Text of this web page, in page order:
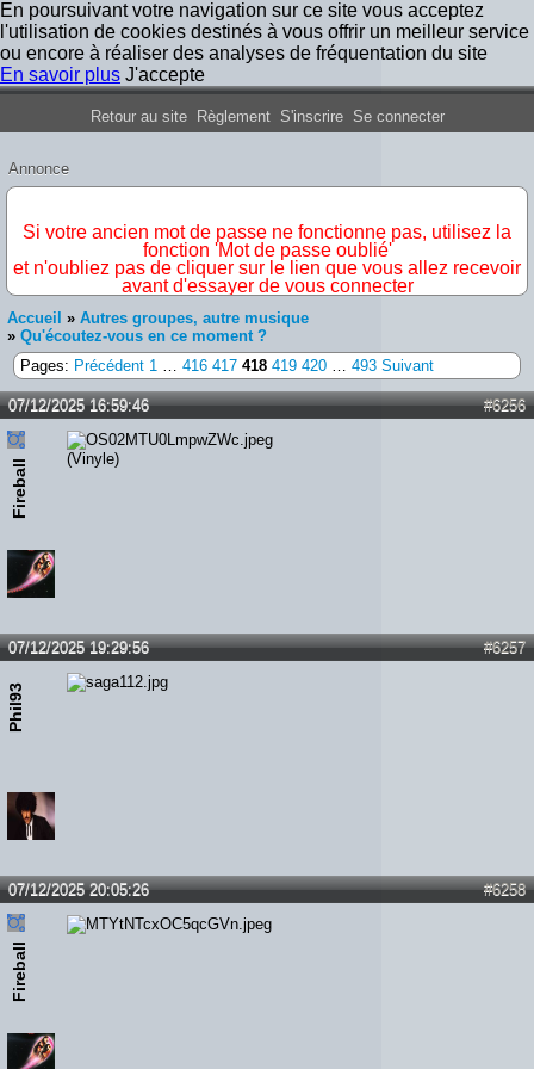
En poursuivant votre navigation sur ce site vous acceptez
l'utilisation de cookies destinés à vous offrir un meilleur service
ou encore à réaliser des analyses de fréquentation du site
En savoir plus J'accepte
Forum Iron Maiden France
Retour au site Règlement S'inscrire Se connecter
Annonce
Si votre ancien mot de passe ne fonctionne pas, utilisez la
fonction 'Mot de passe oublié'
et n'oubliez pas de cliquer sur le lien que vous allez recevoir
avant d'essayer de vous connecter
Accueil » Autres groupes, autre musique
» Qu'écoutez-vous en ce moment ?
Pages: Précédent 1 … 416 417 418 419 420 … 493 Suivant
#6256
07/12/2025 16:59:46
Fireball (Vinyle)
#6257
07/12/2025 19:29:56
Phil93
#6258
07/12/2025 20:05:26
Fireball